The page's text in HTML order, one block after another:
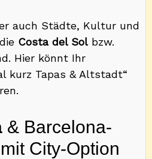
auch Städte, Kultur und
Costa del Solbzw.
Hier könnt Ihr
kurz Tapas & Altstadt“
& Barcelona-
City-Option